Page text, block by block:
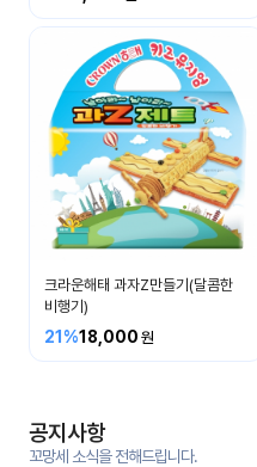
공지
사항
이벤
트
들의
이야
후기
게시
크라운해태 과자Z만들기(달콤한
비행기)
21%18,000
공지사항
꼬망세 소식을 전해드립니다.